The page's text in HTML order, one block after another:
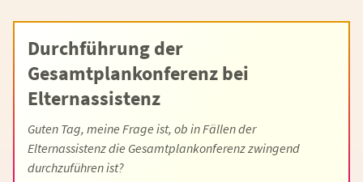
Durchführung der
Gesamtplankonferenz bei
Elternassistenz
Guten Tag, meine Frage ist, ob in Fällen der
Elternassistenz die Gesamtplankonferenz zwingend
durchzuführen ist?